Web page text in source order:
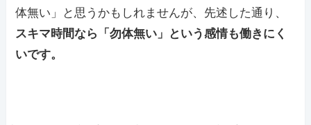
体無い」と思うかもしれませんが、先述した通り、
スキマ時間なら「勿体無い」という感情も働きにく
いです。